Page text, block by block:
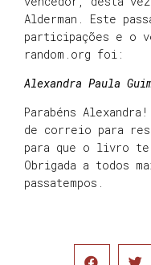
Alderman. Este
participações e o
random.org foi:
Alexandra Paula
Parabéns
de correio para
para que o livro te
Obrigada a todos
passatempos.